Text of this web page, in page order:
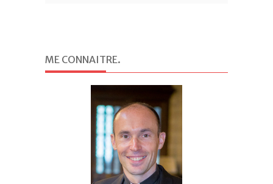
ME CONNAITRE.